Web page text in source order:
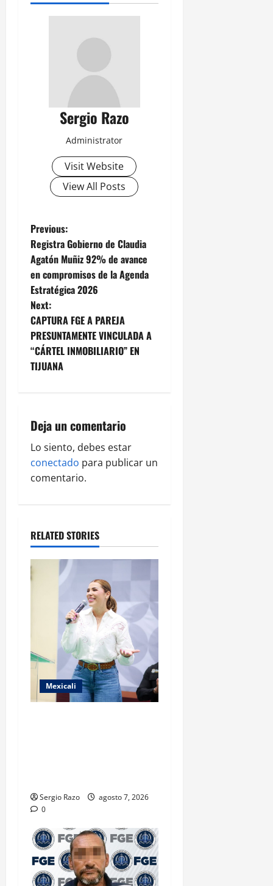
Sergio Razo
Administrator
Visit Website
View All Posts
P
o
s
t
n
a
g
a
t
o
n
Previous:
Registra Gobierno de Claudia
Agatón Muñiz 92% de avance
en compromisos de la Agenda
Estratégica 2026
Next:
CAPTURA FGE A PAREJA
PRESUNTAMENTE VINCULADA A
“CÁRTEL INMOBILIARIO” EN
TIJUANA
Deja un comentario
Lo siento, debes estar
conectado para publicar un
comentario.
RELATED STORIES
Mexicali
Sergio Razo
agosto 7, 2026
0